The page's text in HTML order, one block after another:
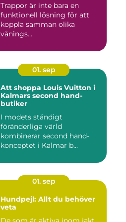
Trappor är inte bara en
funktionell lösning för att
koppla samman olika
vånings...
01. sep
Att shoppa Louis Vuitton i
Kalmars second hand-
butiker
I modets ständigt
föränderliga värld
kombinerar second hand-
konceptet i Kalmar b...
01. sep
Hundpejl: Allt du behöver
veta